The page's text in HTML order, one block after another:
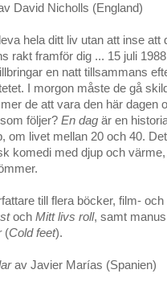
David Nicholls (England)
hela ditt liv utan att inse att
rakt framför dig ... 15 juli
en natt tillsammans
I morgon måste de gå
de att vara den här dagen
följer?En dagär en
om livet mellan 20 och 40.
komedi med djup och
till flera böcker, film-
och Mitt livs roll, samt
(Cold feet).
av Javier Marías (Spanien)